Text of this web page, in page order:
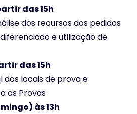
das 15h
dos recursos dos pedidos
e utilização de
das 15h
dos locais de prova e
as Provas
às 13h